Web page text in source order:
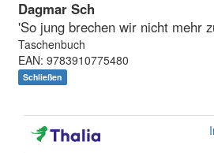
Dagmar Sch
'So jung brechen wir nicht mehr
Taschenbuch
EAN: 9783910775480
Schließen